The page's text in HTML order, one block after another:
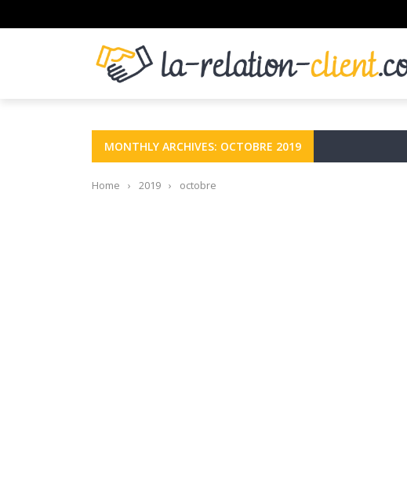
MONTHLY ARCHIVES: OCTOBRE 2019
Home › 2019 › octobre